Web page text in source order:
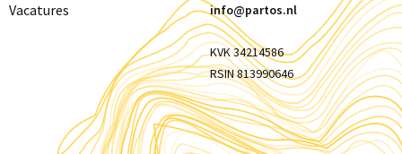
Vacatures
info@partos.nl
KVK 34214586
RSIN 813990646